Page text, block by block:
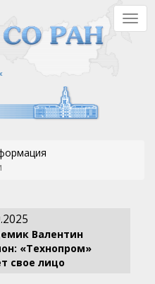
Валентин
«Технопром»
свое лицо